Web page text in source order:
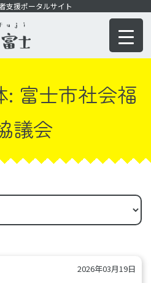
支援ポータルサイト
: 富士市社会福
議会
2026年03月19日